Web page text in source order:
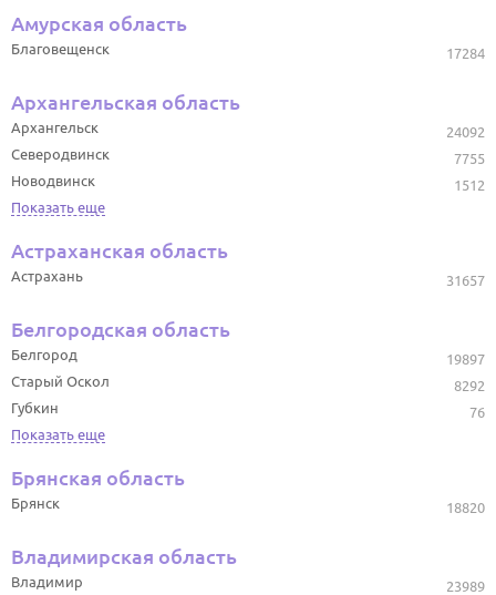
Амурская область
17284
Благовещенск
Архангельская область
24092
Архангельск
7755
Северодвинск
1512
Новодвинск
Показать еще
Астраханская область
31657
Астрахань
Белгородская область
19897
Белгород
8292
Старый Оскол
76
Губкин
Показать еще
Брянская область
18820
Брянск
Владимирская область
23989
Владимир